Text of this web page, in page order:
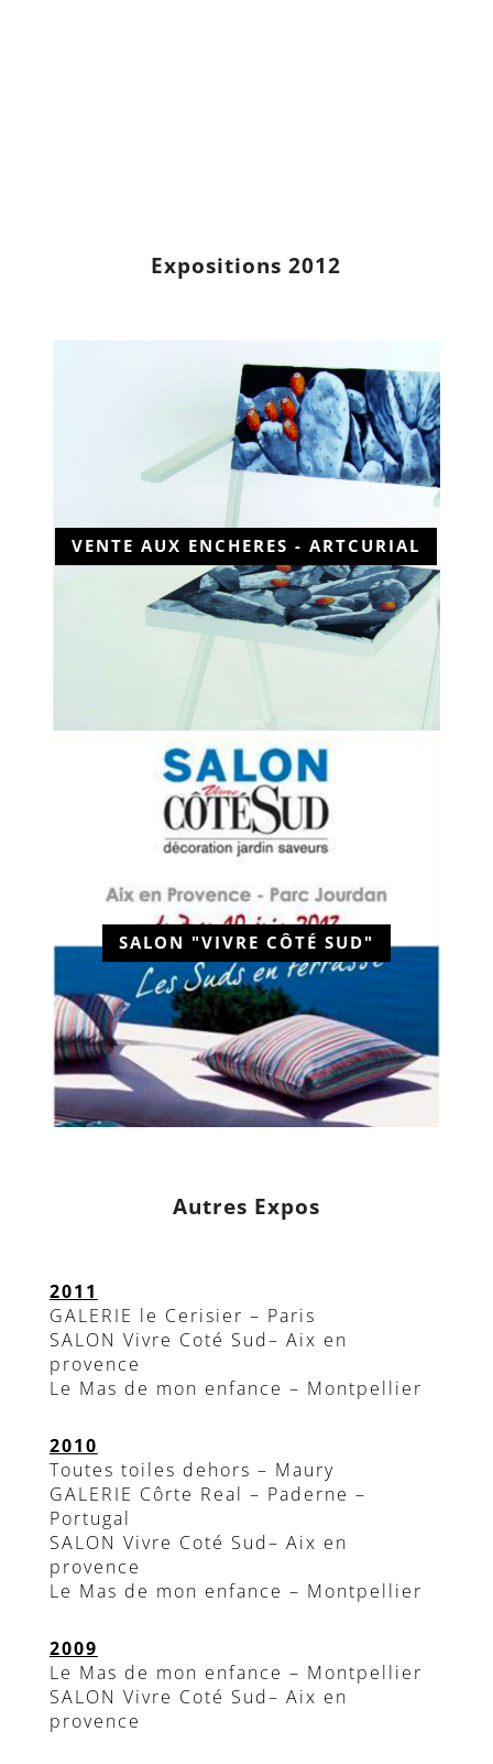
Expositions 2012
VENTE AUX ENCHERES - ARTCURIAL
SALON "VIVRE CÔTÉ SUD"
Autres Expos
2011
GALERIE le Cerisier – Paris
SALON Vivre Coté Sud– Aix en
provence
Le Mas de mon enfance – Montpellier
2010
Toutes toiles dehors – Maury
GALERIE Côrte Real – Paderne –
Portugal
SALON Vivre Coté Sud– Aix en
provence
Le Mas de mon enfance – Montpellier
2009
Le Mas de mon enfance – Montpellier
SALON Vivre Coté Sud– Aix en
provence